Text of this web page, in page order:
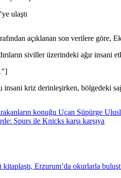
ulaştı
açıklanan son verilere göre,
siviller üzerindeki ağır
insani kriz derinleşirken, bölgedeki
konuğu Uçan Süpürge
Spurs ile Knicks karşı karşıya